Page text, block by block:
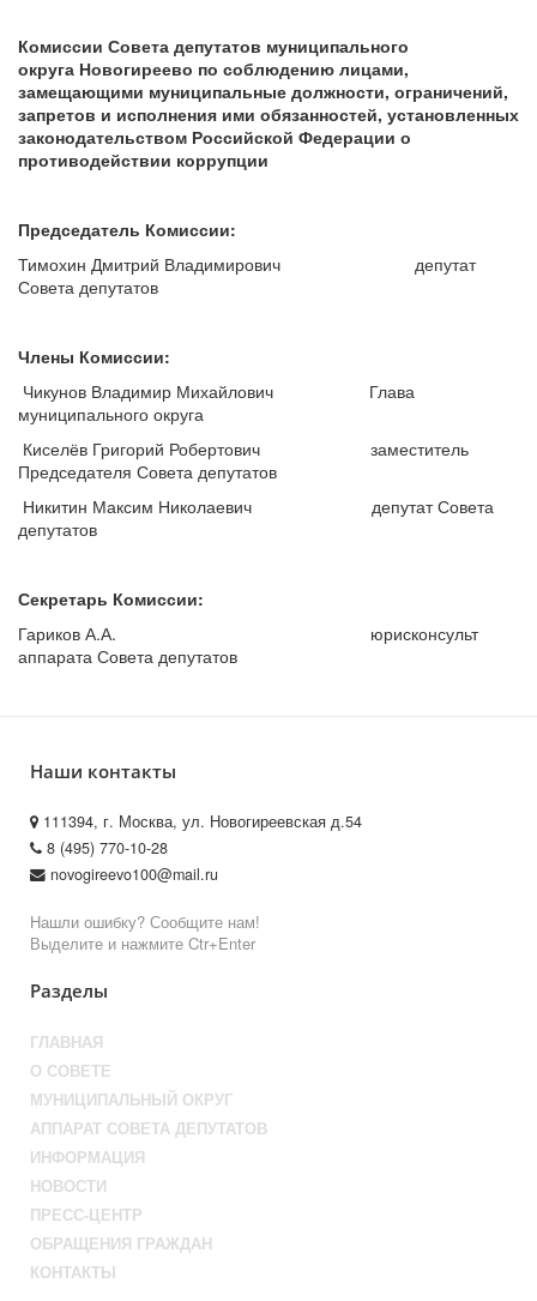
Комиссии Совета депутатов муниципального
округа Новогиреево по соблюдению лицами,
замещающими муниципальные должности, ограничений,
запретов и исполнения ими обязанностей, установленных
законодательством Российской Федерации о
противодействии коррупции
Председатель Комиссии:
Тимохин Дмитрий Владимирович депутат
Совета депутатов
Члены Комиссии:
Чикунов Владимир Михайлович Глава
муниципального округа
Киселёв Григорий Робертович заместитель
Председателя Совета депутатов
Никитин Максим Николаевич депутат Совета
депутатов
Секретарь Комиссии:
Гариков А.А. юрисконсульт
аппарата Совета депутатов
Наши контакты
111394, г. Москва, ул. Новогиреевская д.54
8 (495) 770-10-28
novogireevo100@mail.ru
Нашли ошибку? Сообщите нам!
Выделите и нажмите Ctr+Enter
Разделы
ГЛАВНАЯ
О СОВЕТЕ
МУНИЦИПАЛЬНЫЙ ОКРУГ
АППАРАТ СОВЕТА ДЕПУТАТОВ
ИНФОРМАЦИЯ
НОВОСТИ
ПРЕСС-ЦЕНТР
ОБРАЩЕНИЯ ГРАЖДАН
КОНТАКТЫ